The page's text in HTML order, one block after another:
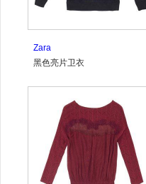
Zara
黑色亮片卫衣